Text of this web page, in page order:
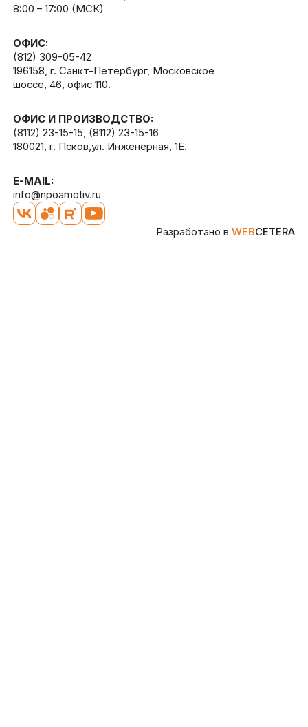
8:00 – 17:00 (МСК)
ОФИС:
(812) 309-05-42
196158, г. Санкт-Петербург, Московское
шоссе, 46, офис 110.
ОФИС И ПРОИЗВОДСТВО:
(8112) 23-15-15, (8112) 23-15-16
180021, г. Псков,ул. Инженерная, 1Е.
E-MAIL:
info@npoamotiv.ru
Разработано вWEBCETERA